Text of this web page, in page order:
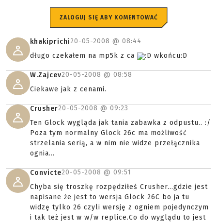
ZALOGUJ SIĘ ABY KOMENTOWAĆ
khakiprichi20-05-2008 @ 08:44
długo czekałem na mp5k z ca
:D wkońcu:D
W.Zajcev20-05-2008 @ 08:58
Ciekawe jak z cenami.
Crusher20-05-2008 @ 09:23
Ten Glock wygląda jak tania zabawka z odpustu.. :/
Poza tym normalny Glock 26c ma możliwość
strzelania serią, a w nim nie widze przełącznika
ognia...
Convicte20-05-2008 @ 09:51
Chyba się troszkę rozpędziłeś Crusher...gdzie jest
napisane że jest to wersja Glock 26C bo ja tu
widzę tylko 26 czyli wersję z ogniem pojedynczym
i tak też jest w w/w replice.Co do wyglądu to jest